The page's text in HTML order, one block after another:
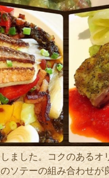
ました。コクのあるオ
ソテーの組み合わせが